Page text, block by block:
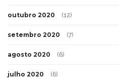
outubro 2020 (12)
setembro 2020 (7)
agosto 2020 (6)
julho 2020 (6)